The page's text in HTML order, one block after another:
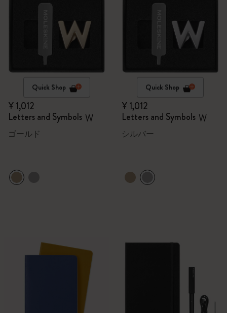
Quick Shop
¥ 1,012
Letters and Symbols W
ゴールド
Quick Shop
¥ 1,012
Letters and Symbols W
シルバー